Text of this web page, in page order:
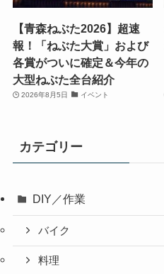
【青森ねぶた2026】超速
報！「ねぶた大賞」および
各賞がついに確定＆今年の
大型ねぶた全台紹介
2026年8月5日 イベント
カテゴリー
DIY／作業
バイク
料理